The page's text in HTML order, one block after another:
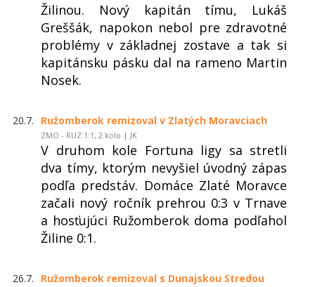
Žilinou. Nový kapitán tímu, Lukáš
Greššák, napokon nebol pre zdravotné
problémy v základnej zostave a tak si
kapitánsku pásku dal na rameno Martin
Nosek.
20.7. Ružomberok remizoval v Zlatých Moravciach
ZMO - RUZ 1:1, 2.kolo | JK
V druhom kole Fortuna ligy sa stretli
dva tímy, ktorým nevyšiel úvodný zápas
podľa predstáv. Domáce Zlaté Moravce
začali nový ročník prehrou 0:3 v Trnave
a hosťujúci Ružomberok doma podľahol
Žiline 0:1.
26.7. Ružomberok remizoval s Dunajskou Stredou